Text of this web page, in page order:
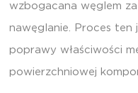
wzbogacana węglem
nawęglanie. Proces
poprawy właściwości
powierzchniowej